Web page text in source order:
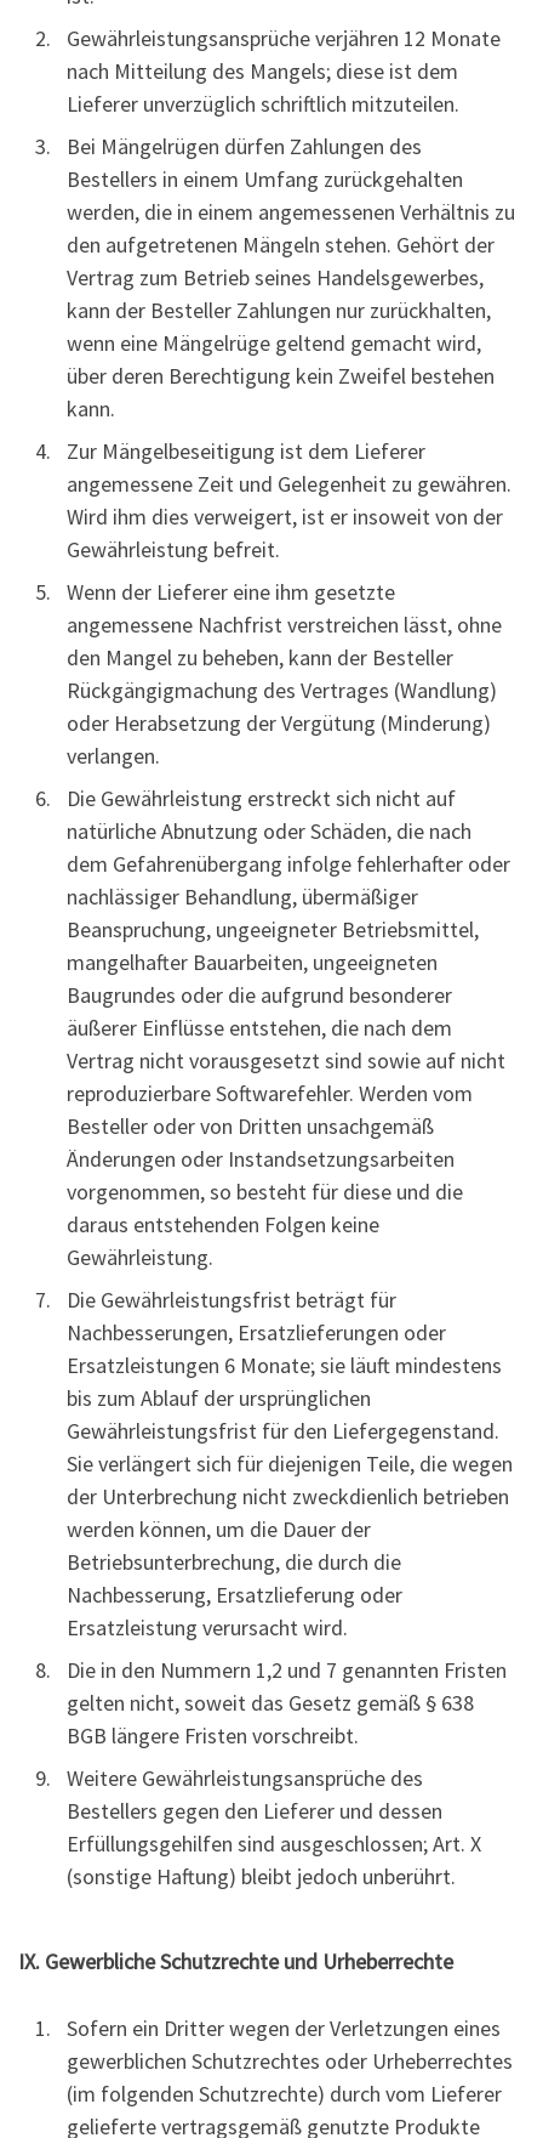
Gewährleistungsansprüche verjähren 12 Monate
nach Mitteilung des Mangels; diese ist dem
Lieferer unverzüglich schriftlich mitzuteilen.
Bei Mängelrügen dürfen Zahlungen des
Bestellers in einem Umfang zurückgehalten
werden, die in einem angemessenen Verhältnis zu
den aufgetretenen Mängeln stehen. Gehört der
Vertrag zum Betrieb seines Handelsgewerbes,
kann der Besteller Zahlungen nur zurückhalten,
wenn eine Mängelrüge geltend gemacht wird,
über deren Berechtigung kein Zweifel bestehen
kann.
Zur Mängelbeseitigung ist dem Lieferer
angemessene Zeit und Gelegenheit zu gewähren.
Wird ihm dies verweigert, ist er insoweit von der
Gewährleistung befreit.
Wenn der Lieferer eine ihm gesetzte
angemessene Nachfrist verstreichen lässt, ohne
den Mangel zu beheben, kann der Besteller
Rückgängigmachung des Vertrages (Wandlung)
oder Herabsetzung der Vergütung (Minderung)
verlangen.
Die Gewährleistung erstreckt sich nicht auf
natürliche Abnutzung oder Schäden, die nach
dem Gefahrenübergang infolge fehlerhafter oder
nachlässiger Behandlung, übermäßiger
Beanspruchung, ungeeigneter Betriebsmittel,
mangelhafter Bauarbeiten, ungeeigneten
Baugrundes oder die aufgrund besonderer
äußerer Einflüsse entstehen, die nach dem
Vertrag nicht vorausgesetzt sind sowie auf nicht
reproduzierbare Softwarefehler. Werden vom
Besteller oder von Dritten unsachgemäß
Änderungen oder Instandsetzungsarbeiten
vorgenommen, so besteht für diese und die
daraus entstehenden Folgen keine
Gewährleistung.
Die Gewährleistungsfrist beträgt für
Nachbesserungen, Ersatzlieferungen oder
Ersatzleistungen 6 Monate; sie läuft mindestens
bis zum Ablauf der ursprünglichen
Gewährleistungsfrist für den Liefergegenstand.
Sie verlängert sich für diejenigen Teile, die wegen
der Unterbrechung nicht zweckdienlich betrieben
werden können, um die Dauer der
Betriebsunterbrechung, die durch die
Nachbesserung, Ersatzlieferung oder
Ersatzleistung verursacht wird.
Die in den Nummern 1,2 und 7 genannten Fristen
gelten nicht, soweit das Gesetz gemäß § 638
BGB längere Fristen vorschreibt.
Weitere Gewährleistungsansprüche des
Bestellers gegen den Lieferer und dessen
Erfüllungsgehilfen sind ausgeschlossen; Art. X
(sonstige Haftung) bleibt jedoch unberührt.
IX. Gewerbliche Schutzrechte und Urheberrechte
Sofern ein Dritter wegen der Verletzungen eines
gewerblichen Schutzrechtes oder Urheberrechtes
(im folgenden Schutzrechte) durch vom Lieferer
gelieferte vertragsgemäß genutzte Produkte